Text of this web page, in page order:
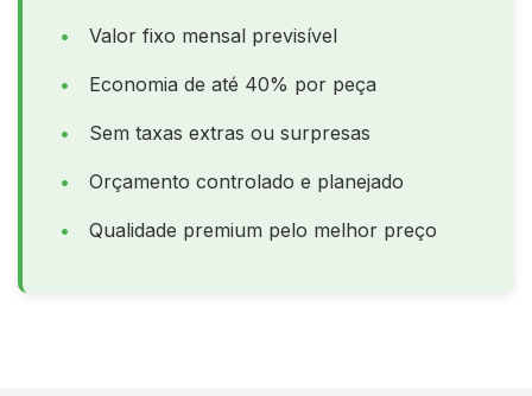
Valor fixo mensal previsível
Economia de até 40% por peça
Sem taxas extras ou surpresas
Orçamento controlado e planejado
Qualidade premium pelo melhor preço